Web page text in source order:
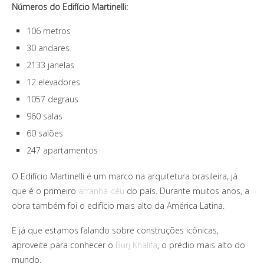
Números do Edifício Martinelli:
106 metros
30 andares
2133 janelas
12 elevadores
1057 degraus
960 salas
60 salões
247 apartamentos
O Edifício Martinelli é um marco na arquitetura brasileira, já
que é o primeiro arranha-céu do país. Durante muitos anos, a
obra também foi o edifício mais alto da América Latina.
E já que estamos falando sobre construções icônicas,
aproveite para conhecer o Burj Khalifa, o prédio mais alto do
mundo.